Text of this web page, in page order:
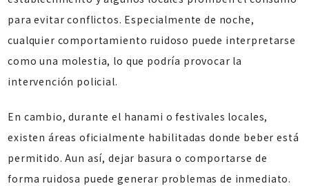
para evitar conflictos. Especialmente de noche,
cualquier comportamiento ruidoso puede interpretarse
como una molestia, lo que podría provocar la
intervención policial.
En cambio, durante el hanami o festivales locales,
existen áreas oficialmente habilitadas donde beber está
permitido. Aun así, dejar basura o comportarse de
forma ruidosa puede generar problemas de inmediato.